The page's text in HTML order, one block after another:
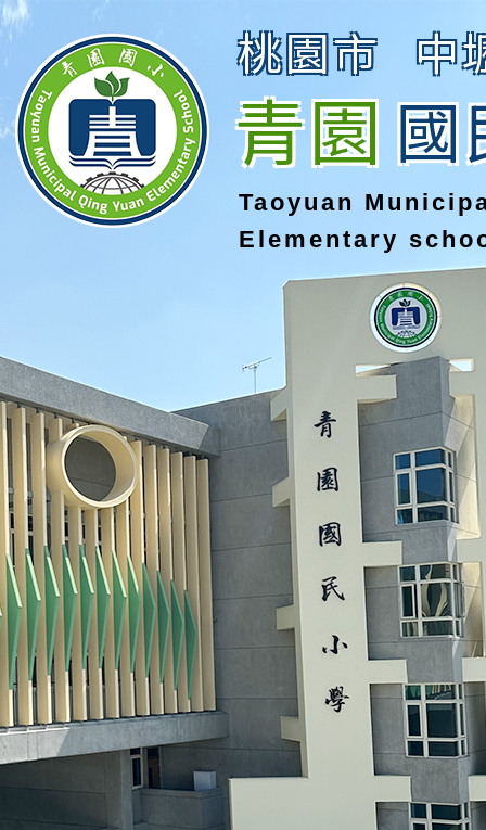
桃園市 中
青園國
Taoyuan
Elementary